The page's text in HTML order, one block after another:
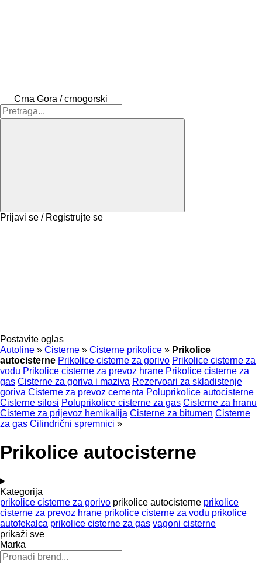
Crna Gora / crnogorski
Prijavi se / Registrujte se
Postavite oglas
Autoline » Cisterne » Cisterne prikolice » Prikolice
autocisterne Prikolice cisterne za gorivo Prikolice cisterne za
vodu Prikolice cisterne za prevoz hrane Prikolice cisterne za
gas Cisterne za goriva i maziva Rezervoari za skladistenje
goriva Cisterne za prevoz cementa Poluprikolice autocisterne
Cisterne silosi Poluprikolice cisterne za gas Cisterne za hranu
Cisterne za prijevoz hemikalija Cisterne za bitumen Cisterne
za gas Cilindrični spremnici »
Prikolice autocisterne
Kategorija
prikolice cisterne za gorivo prikolice autocisterne prikolice
cisterne za prevoz hrane prikolice cisterne za vodu prikolice
autofekalca prikolice cisterne za gas vagoni cisterne
prikaži sve
Marka